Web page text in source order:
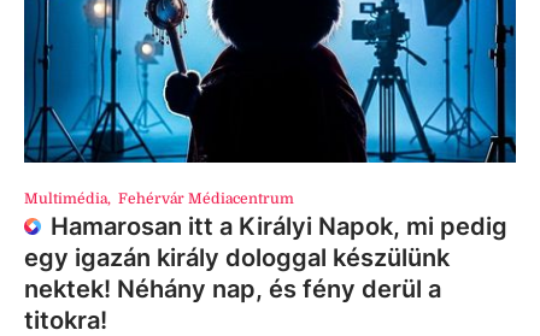
Multimédia, Fehérvár Médiacentrum
Hamarosan itt a Királyi Napok, mi pedig
egy igazán király dologgal készülünk
nektek! Néhány nap, és fény derül a
titokra!